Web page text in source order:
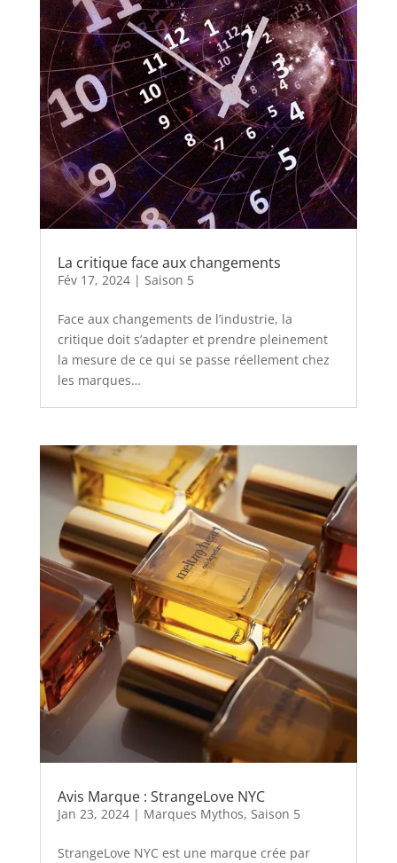
La critique face aux changements
Fév 17, 2024| Saison 5
Face aux changements de l’industrie, la
critique doit s’adapter et prendre pleinement
la mesure de ce qui se passe réellement chez
les marques…
Avis Marque : StrangeLove NYC
Jan 23, 2024| Marques Mythos, Saison 5
StrangeLove NYC est une marque crée par